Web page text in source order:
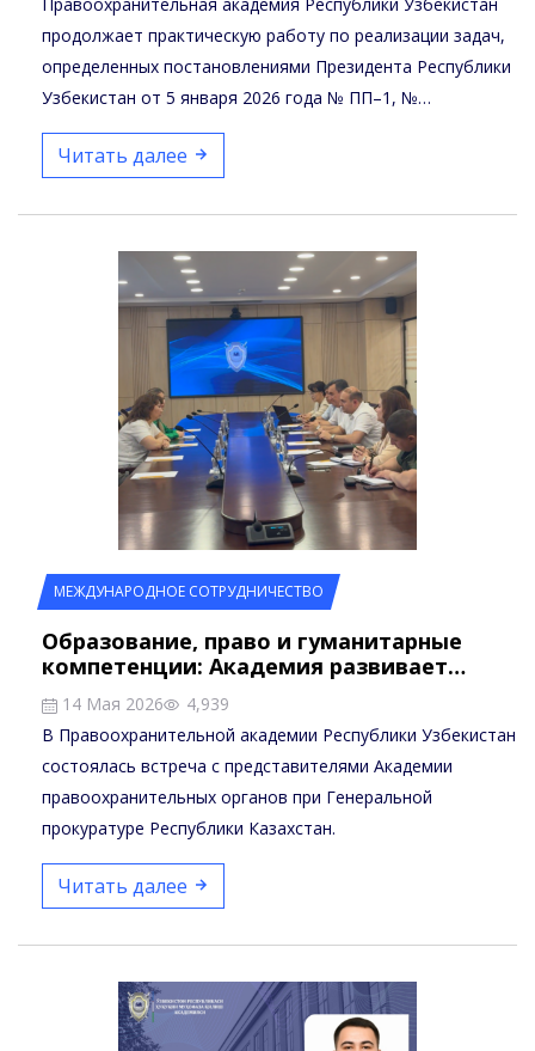
продолжает практическую работу по реализации задач,
определенных постановлениями Президента Республики
Узбекистан от 5 января 2026 года № ПП–1, №…
Читать далее
МЕЖДУНАРОДНОЕ СОТРУДНИЧЕСТВО
Образование, право и гуманитарные
компетенции: Академия развивает…
14 Мая 2026
4,939
В Правоохранительной академии Республики Узбекистан
состоялась встреча с представителями Академии
правоохранительных органов при Генеральной
прокуратуре Республики Казахстан.
Читать далее